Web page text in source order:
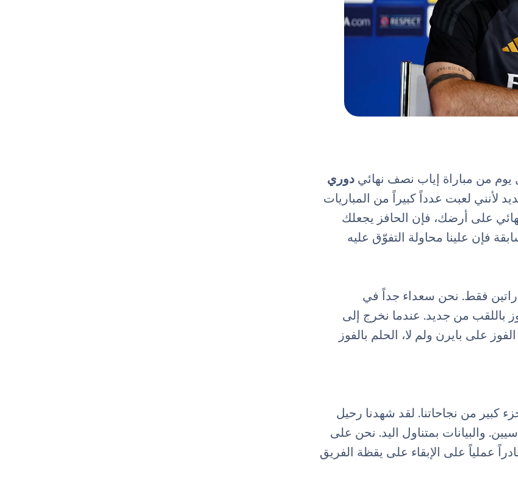
يوم من مباراة إياب نصف نهائي دوري
لأنني لعبت عدداً كبيراً من المباريات
على أرضك، فإن الحافز يجعلك
فإن علينا محاولة التفوّق عليه
فقط. نحن سعداء جداً في
باللقب من جديد. عندما نخرج إلى
على بايرن ولم لا، الحلم بالفوز
كبير من نجاحاتنا. لقد شهدنا رحيل
والبيانات بمتناول اليد. نحن على
عملياً على الإبقاء على يقظة الفريق